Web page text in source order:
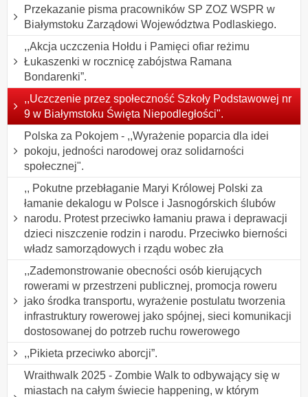
Przekazanie pisma pracowników SP ZOZ WSPR w
Białymstoku Zarządowi Województwa Podlaskiego.
,,Akcja uczczenia Hołdu i Pamięci ofiar reżimu
Łukaszenki w rocznicę zabójstwa Ramana
Bondarenki”.
,,Uczczenie przez społeczność Szkoły Podstawowej nr
9 w Białymstoku Święta Niepodległości".
Polska za Pokojem - ,,Wyrażenie poparcia dla idei
pokoju, jedności narodowej oraz solidarności
społecznej".
,, Pokutne przebłaganie Maryi Królowej Polski za
łamanie dekalogu w Polsce i Jasnogórskich ślubów
narodu. Protest przeciwko łamaniu prawa i deprawacji
dzieci niszczenie rodzin i narodu. Przeciwko bierności
władz samorządowych i rządu wobec zła
,,Zademonstrowanie obecności osób kierujących
rowerami w przestrzeni publicznej, promocja roweru
jako środka transportu, wyrażenie postulatu tworzenia
infrastruktury rowerowej jako spójnej, sieci komunikacji
dostosowanej do potrzeb ruchu rowerowego
,,Pikieta przeciwko aborcji”.
Wraithwalk 2025 - Zombie Walk to odbywający się w
miastach na całym świecie happening, w którym